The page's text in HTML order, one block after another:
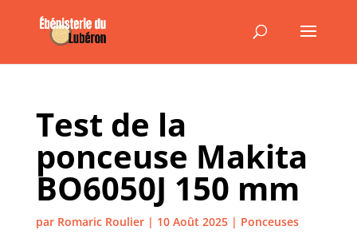
Test de la
ponceuse Makita
BO6050J 150 mm
par Romaric Roulier| 10 Août 2025| Ponceuses